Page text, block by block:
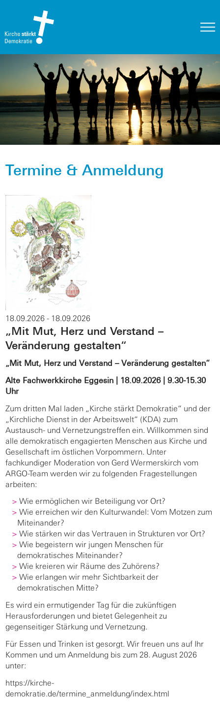
Termine & Anmeldung
18.09.2026 - 18.09.2026
„Mit Mut, Herz und Verstand –
Veränderung gestalten“
„Mit Mut, Herz und Verstand – Veränderung gestalten“
Alte Fachwerkkirche Eggesin | 18.09.2026 | 9.30-15.30
Uhr
Zum dritten Mal laden „Kirche stärkt Demokratie“ und der
„Kirchliche Dienst in der Arbeitswelt“ (KDA) zum
Austausch- und Vernetzungstreffen ein. Willkommen sind
alle demokratisch engagierten Menschen aus Kirche und
Gesellschaft im östlichen Vorpommern. Unter
fachkundiger Moderation von Gerd Wermerskirch vom
ARGO-Team werden wir zu folgenden Fragestellungen
arbeiten:
Wie ermöglichen wir Beteiligung vor Ort?
Wie erreichen wir den Kulturwandel: Vom Motzen zum
Miteinander?
Wie stärken wir das Vertrauen in Strukturen vor Ort?
Wie begeistern wir jungen Menschen für
demokratisches Miteinander?
Wie kreieren wir Räume des Zuhörens?
Wie erlangen wir mehr Sichtbarkeit der
demokratischen Mitte?
Es wird ein ermutigender Tag für die zukünftigen
Herausforderungen und bietet Gelegenheit zu
gegenseitiger Stärkung und Vernetzung.
Für Essen und Trinken ist gesorgt. Wir freuen uns auf Ihr
Kommen und um Anmeldung bis zum 28. August 2026
unter:
https://kirche-
demokratie.de/termine_anmeldung/index.html